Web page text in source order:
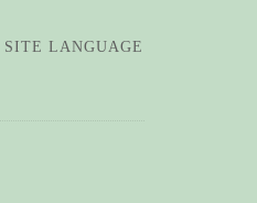
LANGUAGE